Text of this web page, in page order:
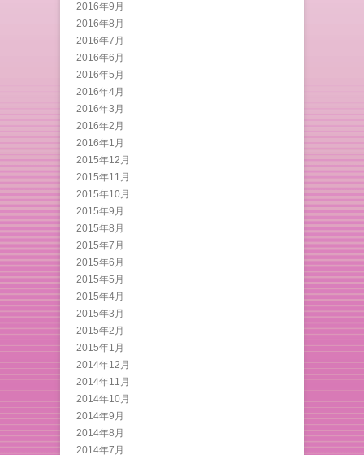
2016年9月
2016年8月
2016年7月
2016年6月
2016年5月
2016年4月
2016年3月
2016年2月
2016年1月
2015年12月
2015年11月
2015年10月
2015年9月
2015年8月
2015年7月
2015年6月
2015年5月
2015年4月
2015年3月
2015年2月
2015年1月
2014年12月
2014年11月
2014年10月
2014年9月
2014年8月
2014年7月